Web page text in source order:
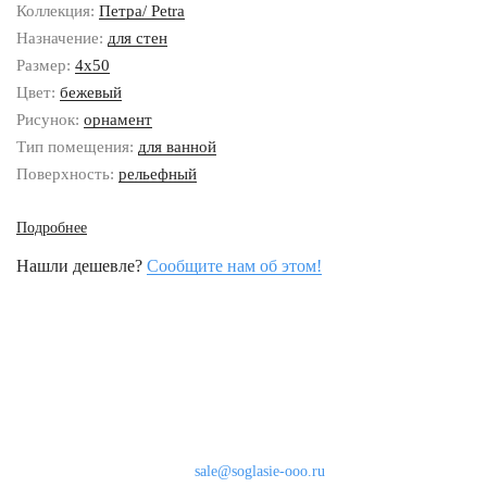
Коллекция: Петра/ Petra
Назначение: для стен
Размер: 4x50
Цвет: бежевый
Рисунок: орнамент
Тип помещения: для ванной
Поверхность: рельефный
Подробнее
Нашли дешевле? Сообщите нам об этом!
sale@soglasie-ooo.ru